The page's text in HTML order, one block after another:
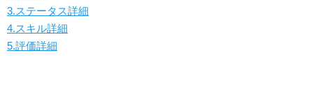
3.ステータス詳細
4.スキル詳細
5.評価詳細